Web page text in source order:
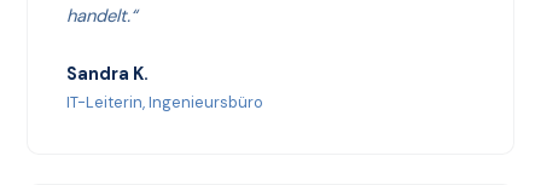
handelt.“
Sandra K.
IT-Leiterin, Ingenieursbüro